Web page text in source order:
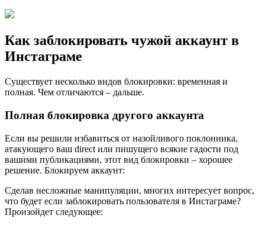
Как заблокировать чужой аккаунт в
Инстаграме
Существует несколько видов блокировки: временная и
полная. Чем отличаются – дальше.
Полная блокировка другого аккаунта
Если вы решили избавиться от назойливого поклонника,
атакующего ваш direct или пишущего всякие гадости под
вашими публикациями, этот вид блокировки – хорошее
решение. Блокируем аккаунт:
Сделав несложные манипуляции, многих интересует вопрос,
что будет если заблокировать пользователя в Инстаграме?
Произойдет следующее: